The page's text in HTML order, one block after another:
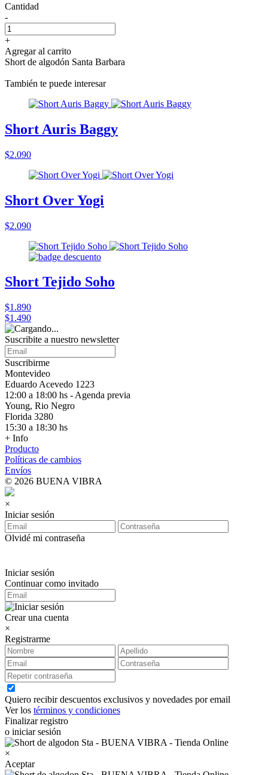
Cantidad
-
+
Agregar al carrito
Short de algodón Santa Barbara
También te puede interesar
Short Auris Baggy
$2.090
Short Over Yogi
$2.090
Short Tejido Soho
$1.890
$1.490
Suscribite a nuestro newsletter
Suscribirme
Montevideo
Eduardo Acevedo 1223
12:00 a 18:00 hs - Agenda previa
Young, Rio Negro
Florida 3280
15:30 a 18:30 hs
+ Info
Producto
Políticas de cambios
Envíos
© 2026 BUENA VIBRA
×
Iniciar sesión
Olvidé mi contraseña
Iniciar sesión
Continuar como invitado
Crear una cuenta
×
Registrarme
Quiero recibir descuentos exclusivos y novedades por email
Ver los términos y condiciones
Finalizar registro
o iniciar sesión
×
Aceptar